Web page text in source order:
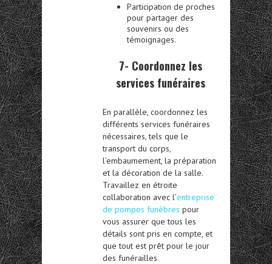
Participation de proches
pour partager des
souvenirs ou des
témoignages.
7- Coordonnez les
services funéraires
En parallèle, coordonnez les
différents services funéraires
nécessaires, tels que le
transport du corps,
l’embaumement, la préparation
et la décoration de la salle.
Travaillez en étroite
collaboration avec l’entreprise
de pompes funèbres pour
vous assurer que tous les
détails sont pris en compte, et
que tout est prêt pour le jour
des funérailles.